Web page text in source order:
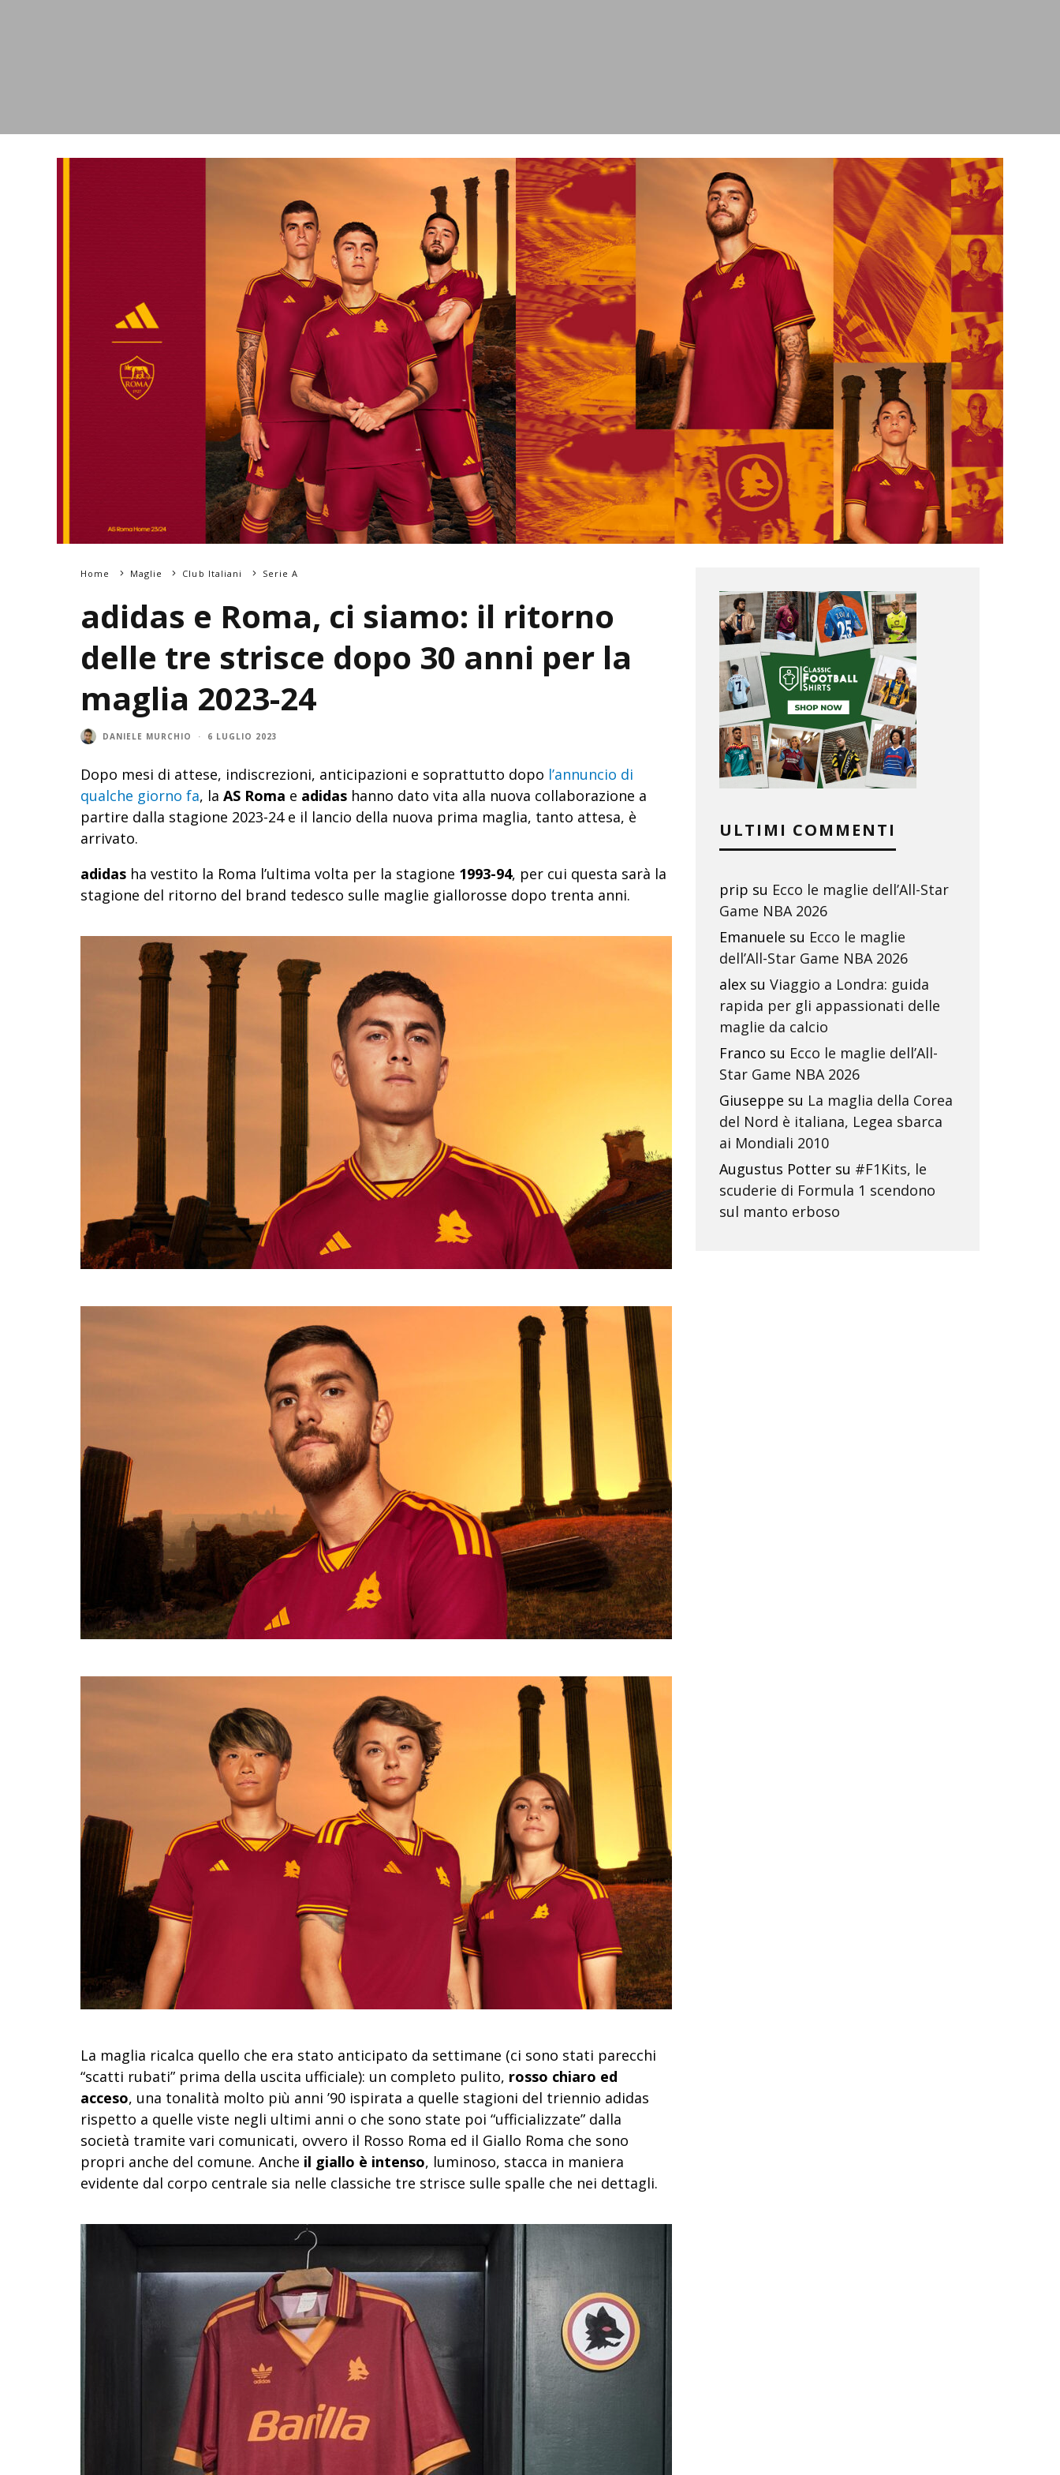
Home Maglie Club Italiani Serie A
adidas e Roma, ci siamo: il ritorno
delle tre strisce dopo 30 anni per la
maglia 2023-24
DANIELE MURCHIO · 6 LUGLIO 2023
Dopo mesi di attese, indiscrezioni, anticipazioni e soprattutto dopo l’annuncio di
qualche giorno fa, la AS Roma e adidas hanno dato vita alla nuova collaborazione a
partire dalla stagione 2023-24 e il lancio della nuova prima maglia, tanto attesa, è
arrivato.
adidas ha vestito la Roma l’ultima volta per la stagione 1993-94, per cui questa sarà la
stagione del ritorno del brand tedesco sulle maglie giallorosse dopo trenta anni.
La maglia ricalca quello che era stato anticipato da settimane (ci sono stati parecchi
“scatti rubati” prima della uscita ufficiale): un completo pulito, rosso chiaro ed
acceso, una tonalità molto più anni ’90 ispirata a quelle stagioni del triennio adidas
rispetto a quelle viste negli ultimi anni o che sono state poi “ufficializzate” dalla
società tramite vari comunicati, ovvero il Rosso Roma ed il Giallo Roma che sono
propri anche del comune. Anche il giallo è intenso, luminoso, stacca in maniera
evidente dal corpo centrale sia nelle classiche tre strisce sulle spalle che nei dettagli.
ULTIMI COMMENTI
prip su Ecco le maglie dell’All-Star
Game NBA 2026
Emanuele su Ecco le maglie
dell’All-Star Game NBA 2026
alex su Viaggio a Londra: guida
rapida per gli appassionati delle
maglie da calcio
Franco su Ecco le maglie dell’All-
Star Game NBA 2026
Giuseppe su La maglia della Corea
del Nord è italiana, Legea sbarca
ai Mondiali 2010
Augustus Potter su #F1Kits, le
scuderie di Formula 1 scendono
sul manto erboso